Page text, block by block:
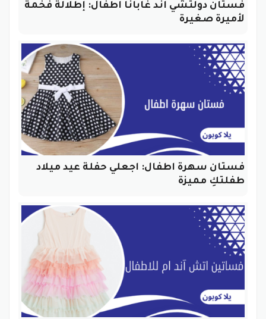
فستان دولتشي اند غابانا اطفال: إطلالة فخمة
لأميرة صغيرة
فستان سهرة اطفال: اجعلي حفلة عيد ميلاد
طفلتكِ مميزة